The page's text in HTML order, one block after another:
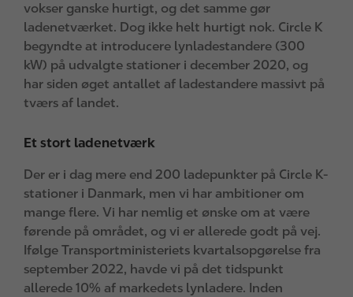
vokser ganske hurtigt, og det samme gør
ladenetværket. Dog ikke helt hurtigt nok. Circle K
begyndte at introducere lynladestandere (300
kW) på udvalgte stationer i december 2020, og
har siden øget antallet af ladestandere massivt på
tværs af landet.
Et stort ladenetværk
Der er i dag mere end 200 ladepunkter på Circle K-
stationer i Danmark, men vi har ambitioner om
mange flere. Vi har nemlig et ønske om at være
førende på området, og vi er allerede godt på vej.
Ifølge Transportministeriets kvartalsopgørelse fra
september 2022, havde vi på det tidspunkt
allerede 10% af markedets lynladere. Inden